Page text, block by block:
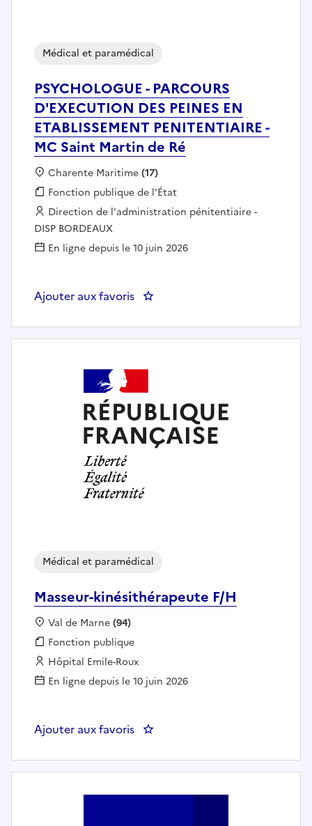
PSYCHOLOGUE - PARCOURS
D'EXECUTION DES PEINES EN
ETABLISSEMENT PENITENTIAIRE -
MC Saint Martin de Ré
Médical et paramédical
Localisation :
Charente Maritime(17)
Fonction publique :
Fonction publique de l'État
Employeur :
Direction de l'administration pénitentiaire -
DISP BORDEAUX
En ligne depuis le 10 juin 2026
Ajouter aux favoris : PSYCHOLOGUE - PARCOURS
Masseur-kinésithérapeute F/H
Médical et paramédical
Localisation :
Val de Marne(94)
Fonction publique :
Fonction publique
Employeur :
Hôpital Emile-Roux
En ligne depuis le 10 juin 2026
Ajouter aux favoris : Masseur-kinésithérapeute F/H